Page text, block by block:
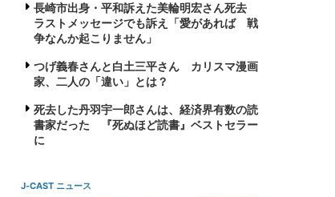
長崎市出身・平和訴えた美輪明宏さん死去
ラストメッセージでも訴え「愛があれば 戦
争なんか起こりません」
つげ義春さんと白土三平さん カリスマ漫画
家、二人の「違い」とは？
死去した丹羽宇一郎さんは、経済界有数の読
書家だった 『死ぬほど読書』ベストセラー
に
J-CAST ニュース